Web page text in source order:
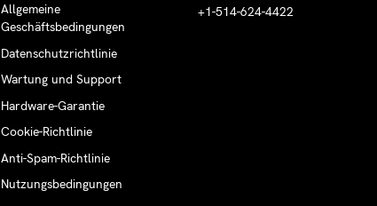
Allgemeine
Geschäftsbedingungen
Datenschutzrichtlinie
Wartung und Support
Hardware-Garantie
Cookie-Richtlinie
Anti-Spam-Richtlinie
Nutzungsbedingungen
+1-514-624-4422